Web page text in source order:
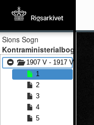
Sions Sogn
Kontraministerialbog
1907 V - 1917 V
1
2
3
4
5